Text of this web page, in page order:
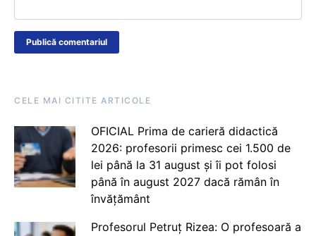
CELE MAI CITITE ARTICOLE
OFICIAL Prima de carieră didactică
2026: profesorii primesc cei 1.500 de
lei până la 31 august și îi pot folosi
până în august 2027 dacă rămân în
învățământ
Profesorul Petruț Rizea: O profesoară a